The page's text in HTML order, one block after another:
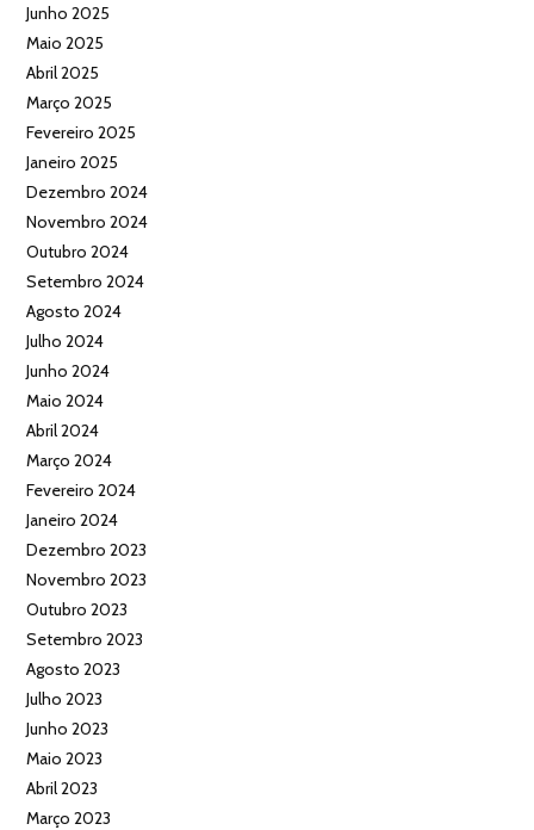
Junho 2025
Maio 2025
Abril 2025
Março 2025
Fevereiro 2025
Janeiro 2025
Dezembro 2024
Novembro 2024
Outubro 2024
Setembro 2024
Agosto 2024
Julho 2024
Junho 2024
Maio 2024
Abril 2024
Março 2024
Fevereiro 2024
Janeiro 2024
Dezembro 2023
Novembro 2023
Outubro 2023
Setembro 2023
Agosto 2023
Julho 2023
Junho 2023
Maio 2023
Abril 2023
Março 2023